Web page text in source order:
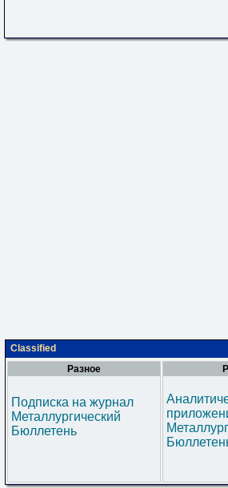
Classified
Разное
Подписка на журнал
Металлургический
Бюллетень